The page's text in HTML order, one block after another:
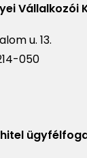
Vállalkozói
u. 13.
050